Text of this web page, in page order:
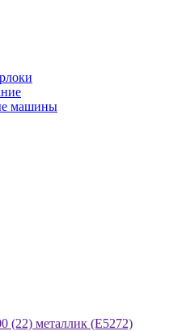
машины
(22) металлик (E5272)